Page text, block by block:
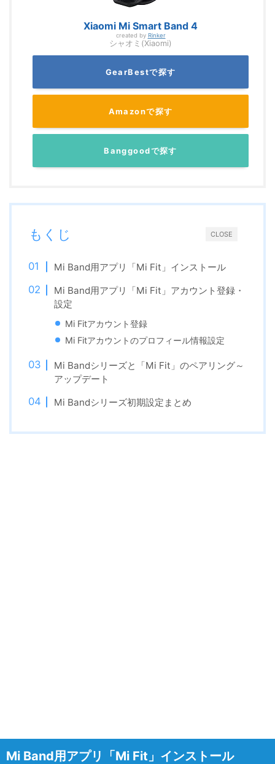
Xiaomi Mi Smart Band 4
created by Rinker
シャオミ(Xiaomi)
GearBestで探す
Amazonで探す
Banggoodで探す
CLOSE
もくじ
Mi Band用アプリ「Mi Fit」インストール
Mi Band用アプリ「Mi Fit」アカウント登録・
設定
Mi Fitアカウント登録
Mi Fitアカウントのプロフィール情報設定
Mi Bandシリーズと「Mi Fit」のペアリング～
アップデート
Mi Bandシリーズ初期設定まとめ
Mi Band用アプリ「Mi Fit」インストール